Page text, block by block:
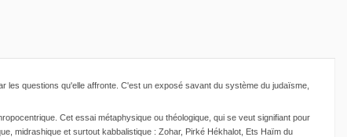
questions qu'elle affronte. C'est un exposé savant du système du judaïsme,
Cet essai métaphysique ou théologique, qui se veut signifiant pour
midrashique et surtout kabbalistique : Zohar, Pirké Hékhalot, Ets Haïm du